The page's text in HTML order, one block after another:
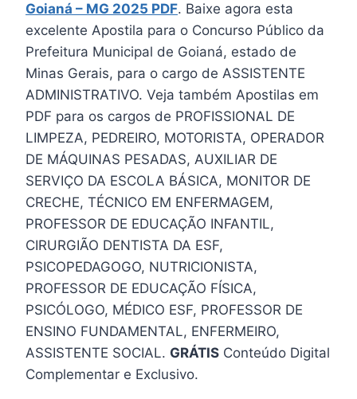
Goianá – MG 2025 PDF. Baixe agora esta
excelente Apostila para o Concurso Público da
Prefeitura Municipal de Goianá, estado de
Minas Gerais, para o cargo de ASSISTENTE
ADMINISTRATIVO. Veja também Apostilas em
PDF para os cargos de PROFISSIONAL DE
LIMPEZA, PEDREIRO, MOTORISTA, OPERADOR
DE MÁQUINAS PESADAS, AUXILIAR DE
SERVIÇO DA ESCOLA BÁSICA, MONITOR DE
CRECHE, TÉCNICO EM ENFERMAGEM,
PROFESSOR DE EDUCAÇÃO INFANTIL,
CIRURGIÃO DENTISTA DA ESF,
PSICOPEDAGOGO, NUTRICIONISTA,
PROFESSOR DE EDUCAÇÃO FÍSICA,
PSICÓLOGO, MÉDICO ESF, PROFESSOR DE
ENSINO FUNDAMENTAL, ENFERMEIRO,
ASSISTENTE SOCIAL. GRÁTIS Conteúdo Digital
Complementar e Exclusivo.